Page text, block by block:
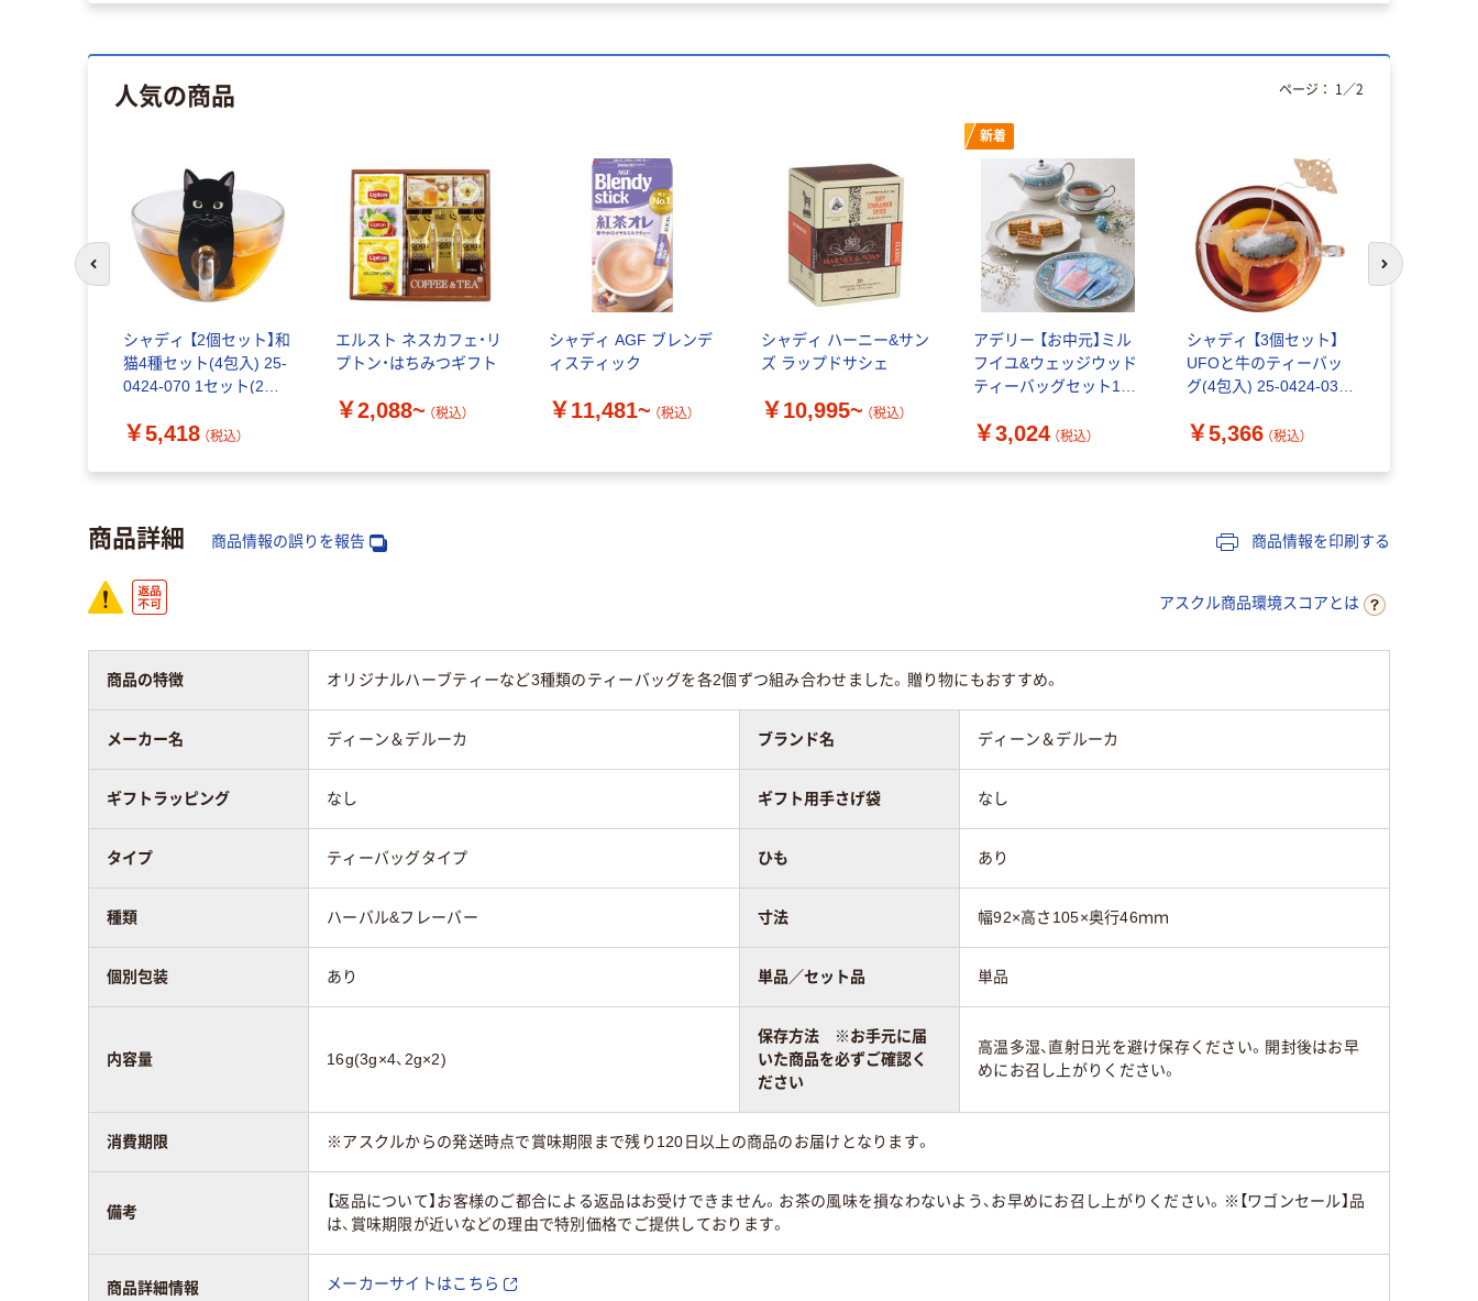
人気の商品
シャディ 【2個セット】和
猫4種セット(4包入) 25-
0424-070 1セット(2個)
￥5,418 （税込）
エルスト ネスカフェ・リ
プトン・はちみつギフト
￥2,088~ （税込）
シャディ AGF ブレンデ
ィスティック
￥11,481~ （税込）
シャディ ハーニー&サン
ズ ラップドサシェ
￥10,995~ （税込）
新着
アデリー 【お中元】ミル
フイユ&ウェッジウッド
ティーバッグセット16
品）
￥3,024 （税込）
シャディ 【3個セット】
UFOと牛のティーバッ
グ(4包入) 25-0424-038
￥5,366 （税込）
ページ： 1 ／2
前のスライドへ 次のスライド
商品詳細 商品情報の誤りを報告 商品情報を印刷する
アスクル商品環境スコアとは
商品の特徴 オリジナルハーブティーなど3種類のティーバッグを各2個ずつ組み合わせました。贈り物にもおすすめ。
メーカー名 ディーン＆デルーカ ブランド名 ディーン＆デルーカ
ギフトラッピング なし ギフト用手さげ袋 なし
タイプ ティーバッグタイプ ひも あり
種類 ハーバル&フレーバー 寸法 幅92×高さ105×奥行46ｍｍ
個別包装 あり 単品／セット品 単品
内容量 16g(3g×4、2g×2)
保存方法 ※お手元に届
いた商品を必ずご確認く
ださい
高温多湿、直射日光を避け保存ください。開封後はお早
めにお召し上がりください。
消費期限 ※アスクルからの発送時点で賞味期限まで残り120日以上の商品のお届けとなります。
備考
【返品について】お客様のご都合による返品はお受けできません。お茶の風味を損なわないよう、お早めにお召し上がりください。※【ワゴンセール】品
は、賞味期限が近いなどの理由で特別価格でご提供しております。
商品詳細情報 メーカーサイトはこちら